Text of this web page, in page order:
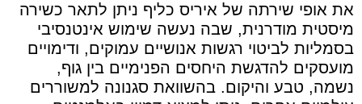
את אופי שירתה של איריס כליף ניתן לתאר כשירה
מיסטית מודרנית, שבה נעשה שימוש אינטנסיבי
בסמליות לביטוי רגשות אנושיים עמוקים, ודימויים
מועסקים להדגשת היחסים הפנימיים בין גוף,
נשמה, טבע והיקום. בהשוואת סגנונה למשוררים